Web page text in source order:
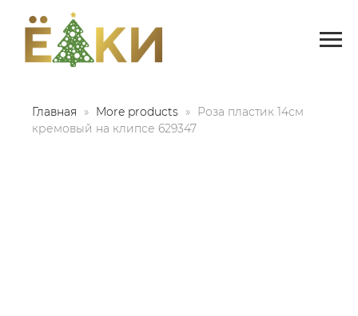
Главная More products
Роза пластик 14см
кремовый на клипсе 629347